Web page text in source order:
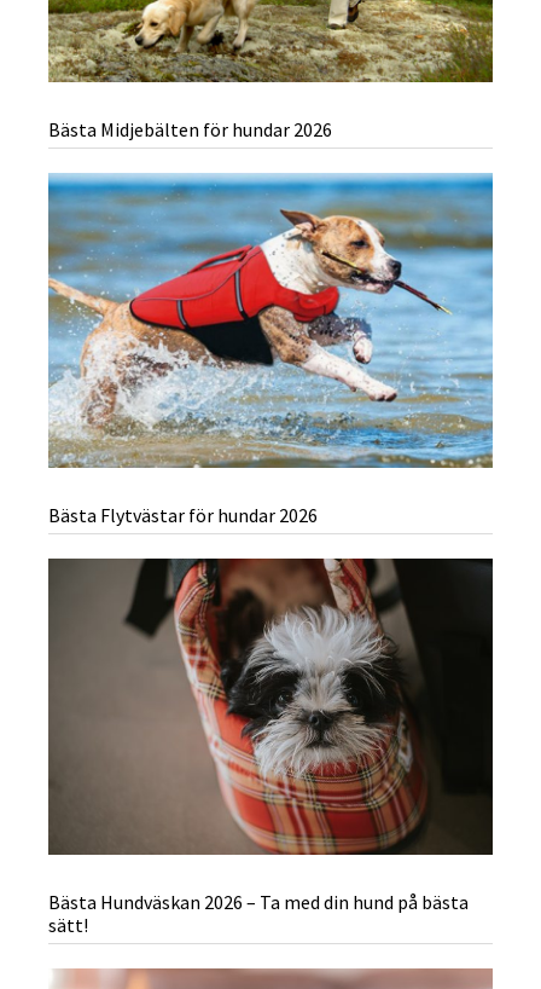
Bästa Midjebälten för hundar 2026
Bästa Flytvästar för hundar 2026
Bästa Hundväskan 2026 – Ta med din hund på bästa
sätt!